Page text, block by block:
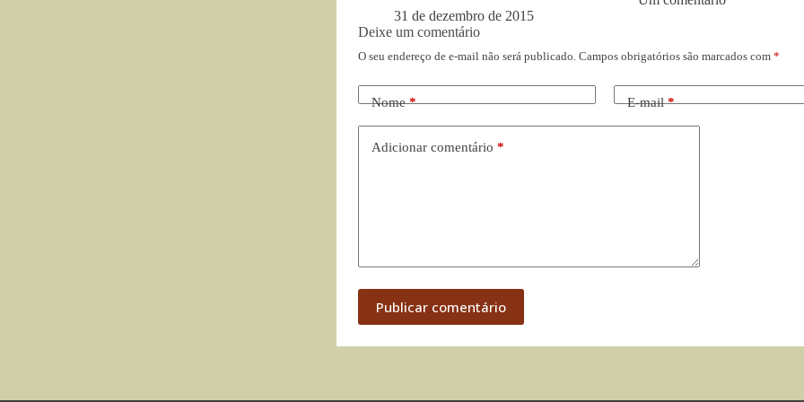
31 de dezembro de 2015
Deixe um comentário
O seu endereço de e-mail não será publicado. Campos obrigatórios são marcados com *
Nome* E-mail*
Adicionar comentário *
Publicar comentário